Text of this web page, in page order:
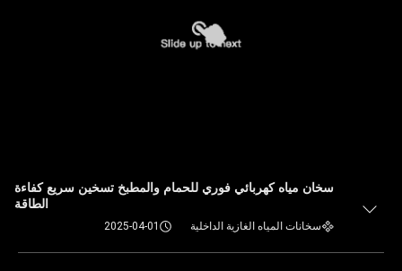
سخان مياه كهربائي فوري للحمام والمطبخ تسخين سريع كفاءة
الطاقة
سخانات المياه الغازية الداخلية 2025-04-01